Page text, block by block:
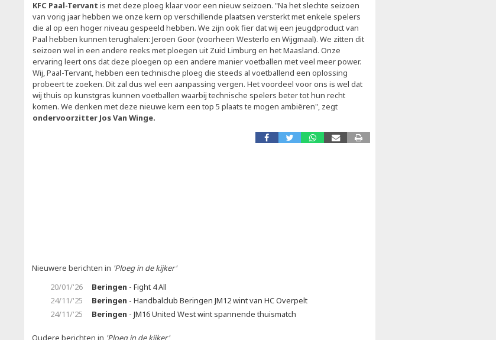
KFC Paal-Tervant is met deze ploeg klaar voor een nieuw seizoen. "Na het slechte seizoen
van vorig jaar hebben we onze kern op verschillende plaatsen versterkt met enkele spelers
die al op een hoger niveau gespeeld hebben. We zijn ook fier dat wij een jeugdproduct van
Paal hebben kunnen terughalen: Jeroen Goor (voorheen Westerlo en Wijgmaal). We zitten dit
seizoen wel in een andere reeks met ploegen uit Zuid Limburg en het Maasland. Onze
ervaring leert ons dat deze ploegen op een andere manier voetballen met veel meer power.
Wij, Paal-Tervant, hebben een technische ploeg die steeds al voetballend een oplossing
probeert te zoeken. Dit zal dus wel een aanpassing vergen. Het voordeel voor ons is wel dat
wij thuis op kunstgras kunnen voetballen waarbij technische spelers beter tot hun recht
komen. We denken met deze nieuwe kern een top 5 plaats te mogen ambiëren", zegt
ondervoorzitter Jos Van Winge.
Nieuwere berichten in 'Ploeg in de kijker'
20/01/'26
Beringen - Fight 4 All
24/11/'25
Beringen - Handbalclub Beringen JM12 wint van HC Overpelt
24/11/'25
Beringen - JM16 United West wint spannende thuismatch
Oudere berichten in 'Ploeg in de kijker'